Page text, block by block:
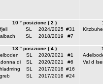
10 ° posizione ( 2 )
SL 2024/2025 #31
SL 2018/2019 #7
13 ° posizione ( 4 )
SL 2020/2021
#1
di
SL 2020/2021
#6
SL 2017/2018 #16
SL 2017/2018 #24
Val d